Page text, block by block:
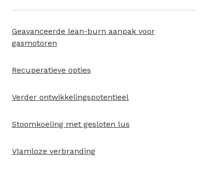
Geavanceerde lean-burn aanpak voor
gasmotoren
Recuperatieve opties
Verder ontwikkelingspotentieel
Stoomkoeling met gesloten lus
Vlamloze verbranding